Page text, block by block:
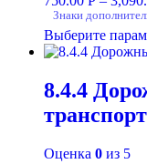
Знаки
Выберите
8.4.4
Оценка 0 из 5